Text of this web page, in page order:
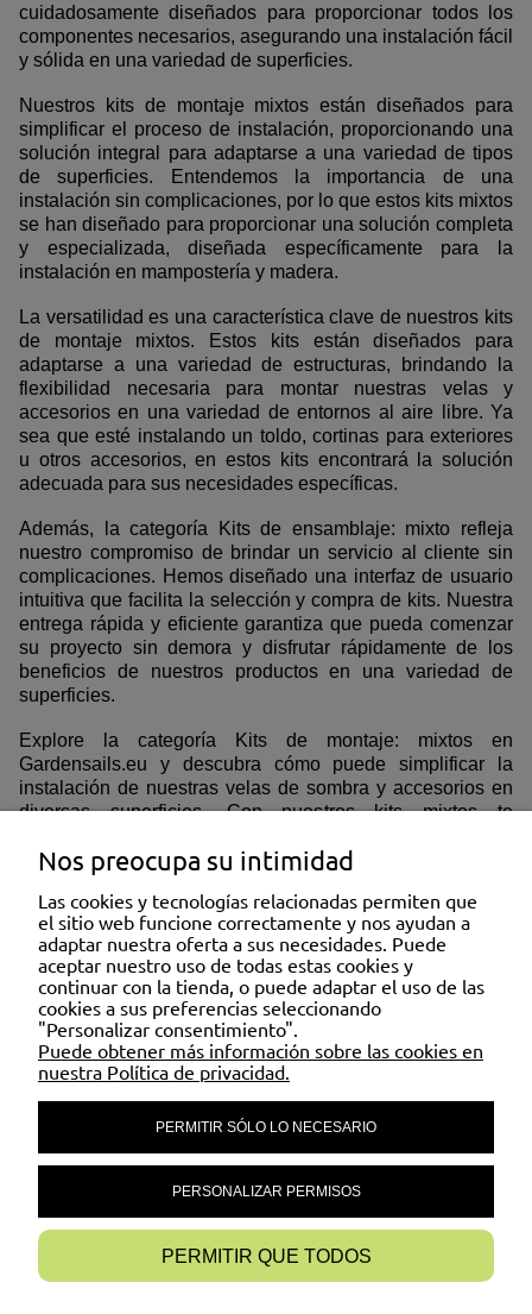
cuidadosamente diseñados para proporcionar todos los
componentes necesarios, asegurando una instalación fácil
y sólida en una variedad de superficies.
Nuestros kits de montaje mixtos están diseñados para
simplificar el proceso de instalación, proporcionando una
solución integral para adaptarse a una variedad de tipos
de superficies. Entendemos la importancia de una
instalación sin complicaciones, por lo que estos kits mixtos
se han diseñado para proporcionar una solución completa
y especializada, diseñada específicamente para la
instalación en mampostería y madera.
La versatilidad es una característica clave de nuestros kits
de montaje mixtos. Estos kits están diseñados para
adaptarse a una variedad de estructuras, brindando la
flexibilidad necesaria para montar nuestras velas y
accesorios en una variedad de entornos al aire libre. Ya
sea que esté instalando un toldo, cortinas para exteriores
u otros accesorios, en estos kits encontrará la solución
adecuada para sus necesidades específicas.
Además, la categoría Kits de ensamblaje: mixto refleja
nuestro compromiso de brindar un servicio al cliente sin
complicaciones. Hemos diseñado una interfaz de usuario
intuitiva que facilita la selección y compra de kits. Nuestra
entrega rápida y eficiente garantiza que pueda comenzar
su proyecto sin demora y disfrutar rápidamente de los
beneficios de nuestros productos en una variedad de
superficies.
Explore la categoría Kits de montaje: mixtos en
Gardensails.eu y descubra cómo puede simplificar la
instalación de nuestras velas de sombra y accesorios en
diversas superficies. Con nuestros kits mixtos te
la funcionalidad y estética de nuestros productos sin
INFORMACIÓN
AYUDAR
MI CUENTA
CONTÁCTENOS
Nos preocupa su intimidad
Las cookies y tecnologías relacionadas permiten que
el sitio web funcione correctamente y nos ayudan a
adaptar nuestra oferta a sus necesidades. Puede
aceptar nuestro uso de todas estas cookies y
continuar con la tienda, o puede adaptar el uso de las
cookies a sus preferencias seleccionando
"Personalizar consentimiento".
Puede obtener más información sobre las cookies en
nuestra Política de privacidad.
PERMITIR SÓLO LO NECESARIO
PERSONALIZAR PERMISOS
PERMITIR QUE TODOS